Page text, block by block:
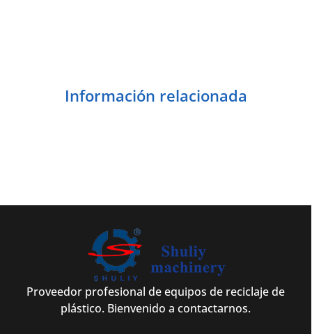
Información relacionada
Proveedor profesional de equipos de reciclaje de
plástico. Bienvenido a contactarnos.